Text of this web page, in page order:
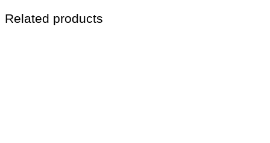
Related products